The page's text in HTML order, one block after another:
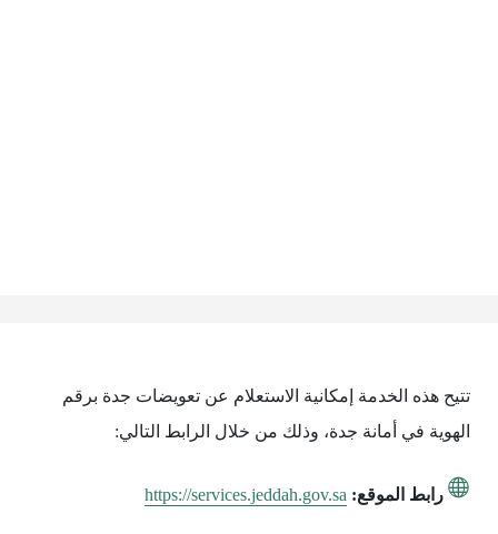
تتيح هذه الخدمة إمكانية الاستعلام عن تعويضات جدة برقم
الهوية في أمانة جدة، وذلك من خلال الرابط التالي:
رابط الموقع: https://services.jeddah.gov.sa